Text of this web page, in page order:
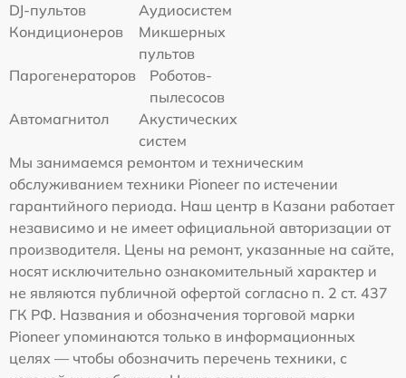
DJ-пультов
Аудиосистем
Кондиционеров
Микшерных
пультов
Парогенераторов
Роботов-
пылесосов
Автомагнитол
Акустических
систем
Мы занимаемся ремонтом и техническим
обслуживанием техники Pioneer по истечении
гарантийного периода. Наш центр в Казани работает
независимо и не имеет официальной авторизации от
производителя. Цены на ремонт, указанные на сайте,
носят исключительно ознакомительный характер и
не являются публичной офертой согласно п. 2 ст. 437
ГК РФ. Названия и обозначения торговой марки
Pioneer упоминаются только в информационных
целях — чтобы обозначить перечень техники, с